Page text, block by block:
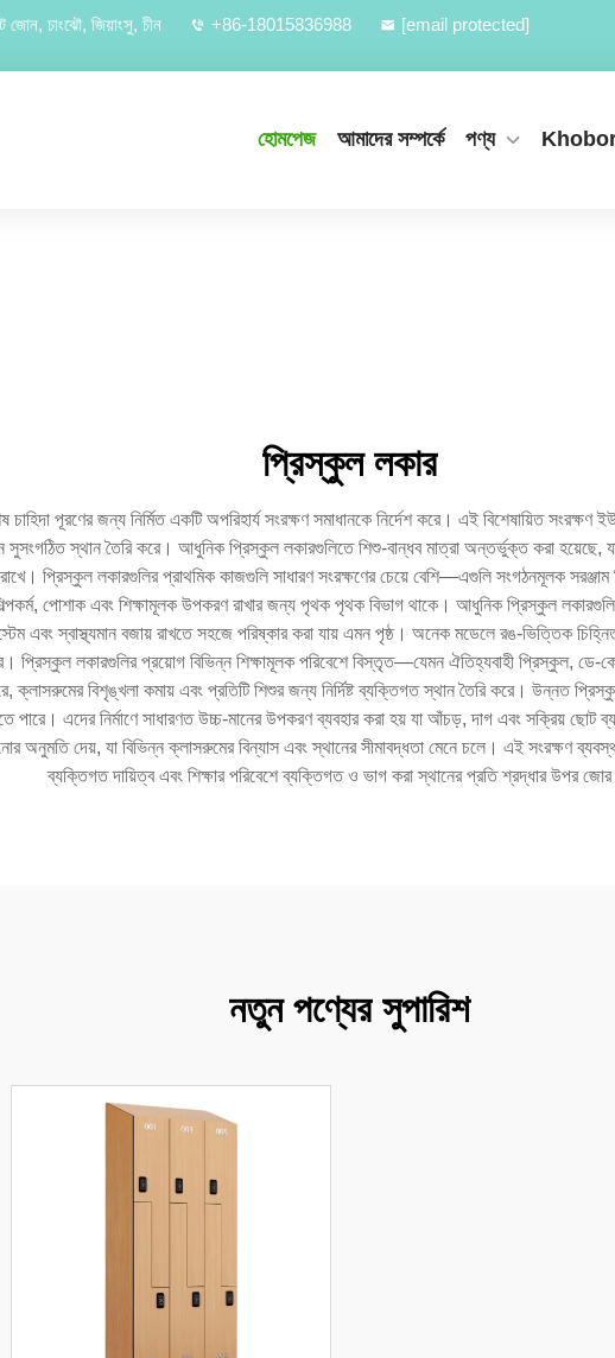
জোন, চাংঝৌ, জিয়াংসু, চীন +86-18015836988 [email protected]
হোমপেজ আমাদের সম্পর্কে পণ্য
প্রিস্কুল লকার
পূরণের জন্য নির্মিত একটি অপরিহার্য সংরক্ষণ সমাধানকে নির্দেশ করে। এই বিশেষায়িত সংরক্ষণ
সুসংগঠিত স্থান তৈরি করে। আধুনিক প্রিস্কুল লকারগুলিতে শিশু-বান্ধব মাত্রা অন্তর্ভুক্ত করা
প্রিস্কুল লকারগুলির প্রাথমিক কাজগুলি সাধারণ সংরক্ষণের চেয়ে বেশি—এগুলি সংগঠনমূলক সরঞ্জাম
পোশাক এবং শিক্ষামূলক উপকরণ রাখার জন্য পৃথক পৃথক বিভাগ থাকে। আধুনিক প্রিস্কুল
এবং স্বাস্থ্যমান বজায় রাখতে সহজে পরিষ্কার করা যায় এমন পৃষ্ঠ। অনেক মডেলে রঙ-ভিত্তিক
প্রিস্কুল লকারগুলির প্রয়োগ বিভিন্ন শিক্ষামূলক পরিবেশে বিস্তৃত—যেমন ঐতিহ্যবাহী প্রিস্কুল, ডে-
ক্লাসরুমের বিশৃঙ্খলা কমায় এবং প্রতিটি শিশুর জন্য নির্দিষ্ট ব্যক্তিগত স্থান তৈরি করে। উন্নত
এদের নির্মাণে সাধারণত উচ্চ-মানের উপকরণ ব্যবহার করা হয় যা আঁচড়, দাগ এবং সক্রিয় ছোট
অনুমতি দেয়, যা বিভিন্ন ক্লাসরুমের বিন্যাস এবং স্থানের সীমাবদ্ধতা মেনে চলে। এই সংরক্ষণ
ব্যক্তিগত দায়িত্ব এবং শিক্ষার পরিবেশে ব্যক্তিগত ও ভাগ করা স্থানের প্রতি শ্রদ্ধার উপর
নতুন পণ্যের সুপারিশ